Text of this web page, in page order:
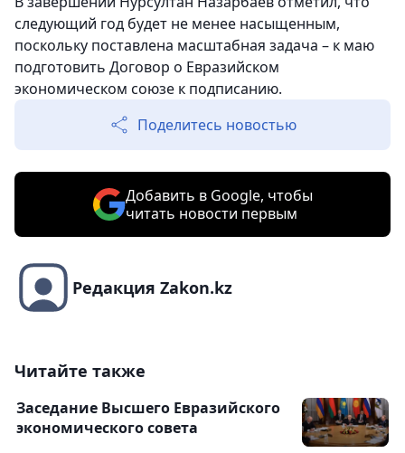
следующий год будет не менее насыщенным,
поскольку поставлена масштабная задача – к маю
подготовить Договор о Евразийском
экономическом союзе к подписанию.
Поделитесь новостью
Добавить в Google, чтобы
читать новости первым
Редакция Zakon.kz
Читайте также
Заседание Высшего Евразийского
экономического совета